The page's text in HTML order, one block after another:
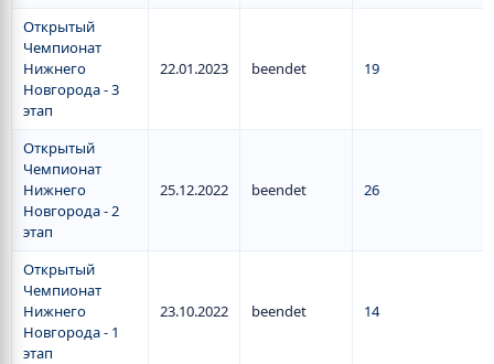
Открытый
Чемпионат
Нижнего
Новгорода - 3
этап
22.01.2023 beendet 19
Открытый
Чемпионат
Нижнего
Новгорода - 2
этап
25.12.2022 beendet 26
Открытый
Чемпионат
Нижнего
Новгорода - 1
этап
23.10.2022 beendet 14